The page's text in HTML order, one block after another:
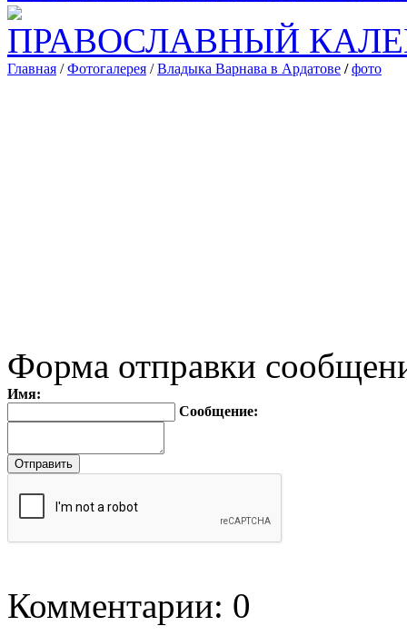
ПРАВОСЛАВНЫЙ
Главная /Фотогалерея /Владыка Варнава в Ардатове /фото
Форма отправки
Имя:
Сообщение:
Комментарии: 0